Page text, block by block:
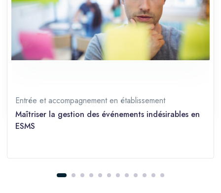
1 jour (7 heures)
Langue Français
Prérequis Tous niveaux
Entrée et accompagnement en établissement
Maîtriser la gestion des événements indésirables en
ESMS